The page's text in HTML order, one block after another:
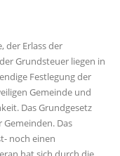
der Erlass der
Grundsteuer liegen in
Festlegung der
Gemeinde und
Das Grundgesetz
Das
noch einen